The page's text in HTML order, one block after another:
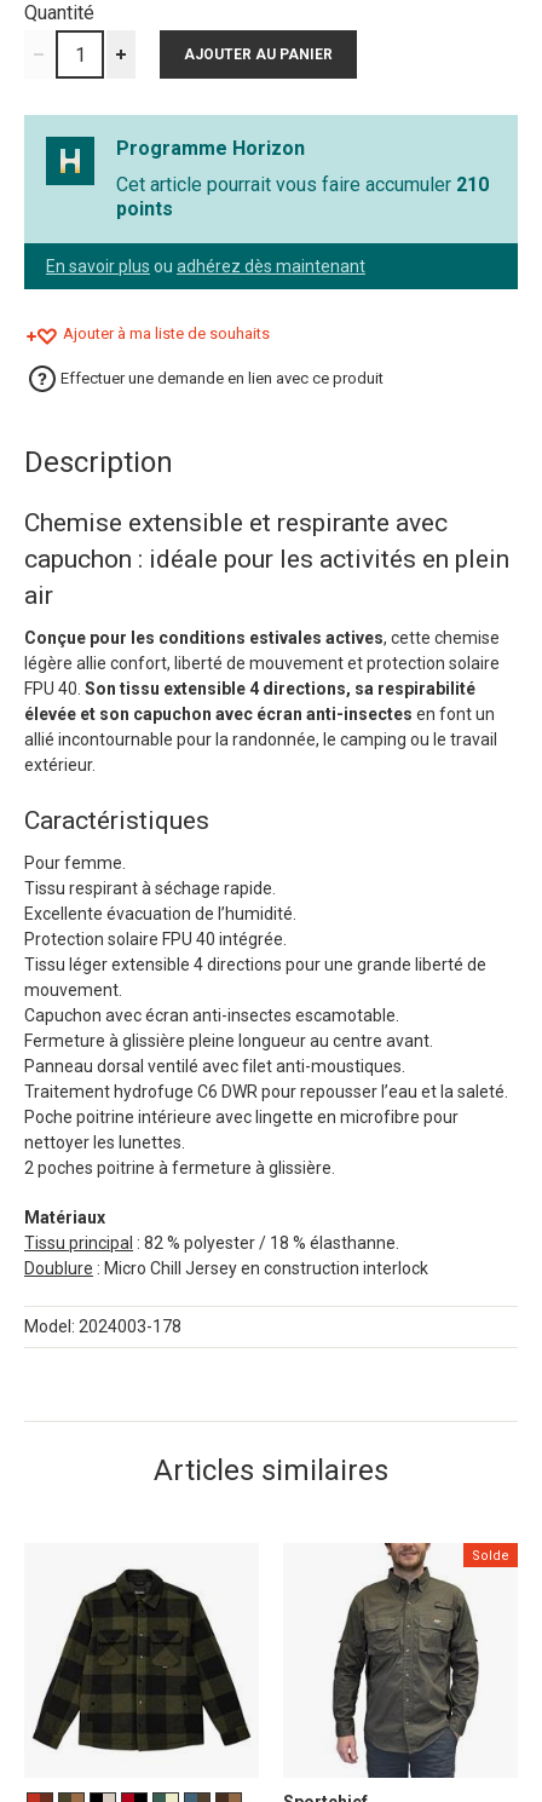
Quantité
Programme Horizon
Cet article pourrait vous faire accumuler 210
points
En savoir plus ou adhérez dès maintenant
Ajouter à ma liste de souhaits
Effectuer une demande en lien avec ce produit
Description
Chemise extensible et respirante avec
capuchon : idéale pour les activités en plein
air
Conçue pour les conditions estivales actives, cette chemise
légère allie confort, liberté de mouvement et protection solaire
FPU 40. Son tissu extensible 4 directions, sa respirabilité
élevée et son capuchon avec écran anti-insectes en font un
allié incontournable pour la randonnée, le camping ou le travail
extérieur.
Caractéristiques
Pour femme.
Tissu respirant à séchage rapide.
Excellente évacuation de l’humidité.
Protection solaire FPU 40 intégrée.
Tissu léger extensible 4 directions pour une grande liberté de
mouvement.
Capuchon avec écran anti-insectes escamotable.
Fermeture à glissière pleine longueur au centre avant.
Panneau dorsal ventilé avec filet anti-moustiques.
Traitement hydrofuge C6 DWR pour repousser l’eau et la saleté.
Poche poitrine intérieure avec lingette en microfibre pour
nettoyer les lunettes.
2 poches poitrine à fermeture à glissière.
Matériaux
Tissu principal : 82 % polyester / 18 % élasthanne.
Doublure : Micro Chill Jersey en construction interlock
Model: 2024003-178
Articles similaires
Solde